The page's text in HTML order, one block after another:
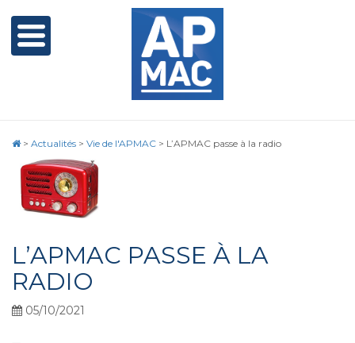
> Actualités > Vie de l'APMAC > L’APMAC passe à la radio
L’APMAC PASSE À LA
RADIO
05/10/2021